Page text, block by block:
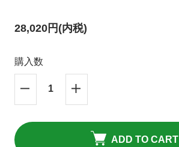
28,020円(内税)
購入数
ADD TO CART